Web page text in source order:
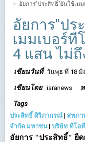
อัยการ"ประสิทธิ์"ยันใช้เม
อัยการ"ปร
เมมเบอร์
4 แสน ไม่ถึ
เขียนวันที่ วันพุธ ที่ 18 มิ
เขียนโดย isranews
Tags
ประสิทธิ์ ศิริภากรณ์ | สหภา
จำกัด มหาชน | บริษัท ทีโอ
อัยการ "ประสิทธิ์" ยื